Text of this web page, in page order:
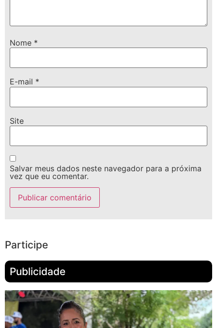
Nome *
E-mail *
Site
Salvar meus dados neste navegador para a próxima
vez que eu comentar.
Participe
Publicidade